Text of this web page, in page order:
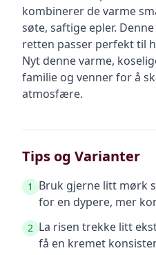
kombinerer de varme
søte, saftige epler.
retten passer perfekt til
Nyt denne varme,
familie og venner for å
atmosfære.
Tips og Varianter
1
Bruk gjerne litt mørk
for en dypere, mer
2 La risen trekke litt
få en kremet